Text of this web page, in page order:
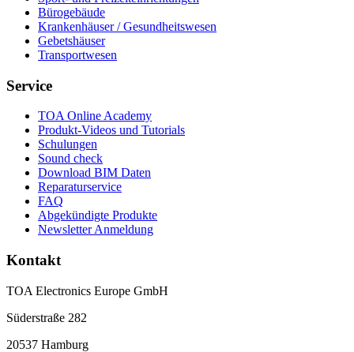
Bürogebäude
Krankenhäuser / Gesundheitswesen
Gebetshäuser
Transportwesen
Service
TOA Online Academy
Produkt-Videos und Tutorials
Schulungen
Sound check
Download BIM Daten
Reparaturservice
FAQ
Abgekündigte Produkte
Newsletter Anmeldung
Kontakt
TOA Electronics Europe GmbH
Süderstraße 282
20537 Hamburg